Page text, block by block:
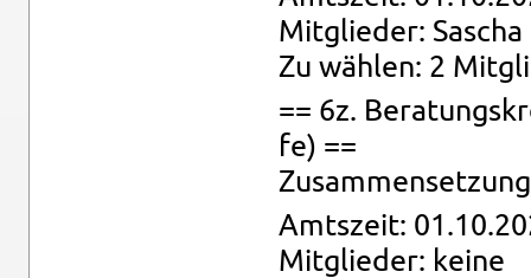
Mit­glie­der:
Zu wäh­len: 2
== 6z.
fe) ==
Amts­zeit:
Mit­glie­der: keine